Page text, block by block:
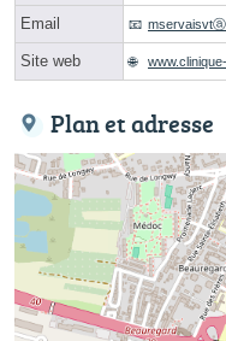
Email
Site web
Plan et adresse